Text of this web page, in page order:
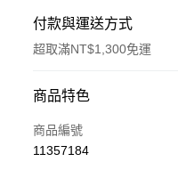
付款與運送方式
超取滿NT$1,300免運
付款方式
信用卡一次付款
商品特色
商品編號
11357184